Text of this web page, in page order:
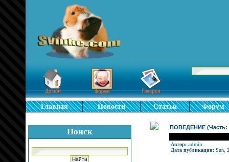
Главная Новости Статьи Форум
Поиск ПОВЕДЕНИЕ (Часть:
Автор: admin
Дата публикации: Sun,